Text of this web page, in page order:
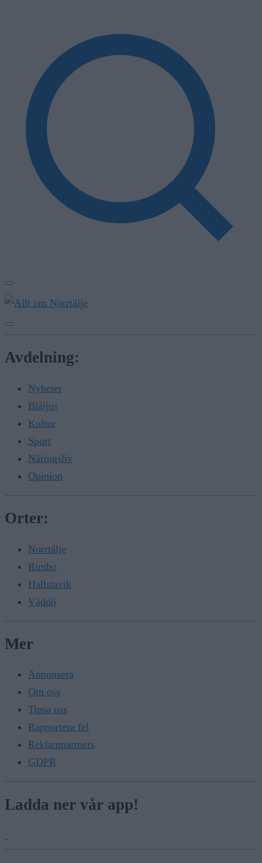
Avdelning:
Nyheter
Blåljus
Kultur
Sport
Näringsliv
Opinion
Orter:
Norrtälje
Rimbo
Hallstavik
Väddö
Mer
Annonsera
Om oss
Tipsa oss
Rapportera fel
Reklampartners
GDPR
Ladda ner vår app!